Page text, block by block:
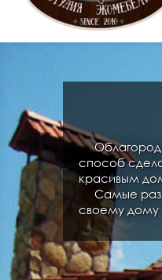
способ
красивым
Самые
своему дому